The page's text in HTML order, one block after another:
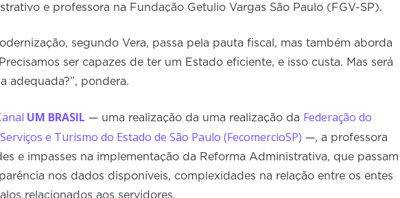
e professora na Fundação Getulio Vargas São Paulo (FGV-SP).
segundo Vera, passa pela pauta fiscal, mas também aborda
ser capazes de ter um Estado eficiente, e isso custa. Mas será
adequada?”, pondera.
UM BRASIL — uma realização da uma realização da Federação do
e Turismo do Estado de São Paulo (FecomercioSP) —, a professora
e impasses na implementação da Reforma Administrativa, que passam
nos dados disponíveis, complexidades na relação entre os entes
relacionados aos servidores.